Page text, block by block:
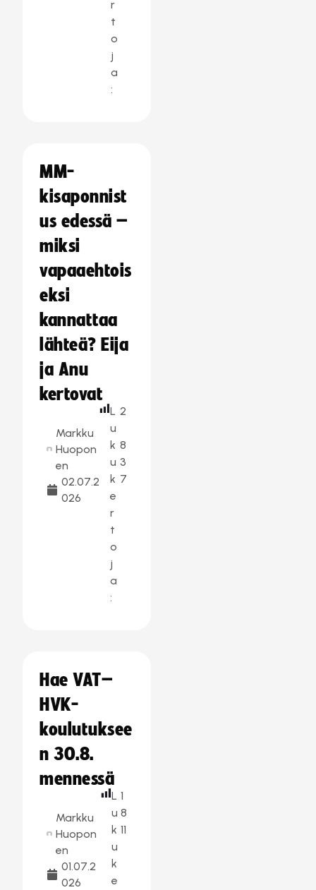
r
t
o
j
a
:
MM-
kisaponnist
us edessä –
miksi
vapaaehtois
eksi
kannattaa
lähteä? Eija
ja Anu
kertovat
Markku
Huopon
en
02.07.2
026
L
u
k
u
k
e
r
t
o
j
a
:
2
8
3
7
Hae VAT–
HVK-
koulutuksee
n 30.8.
mennessä
Markku
Huopon
en
01.07.2
026
L
u
k
u
k
e
1
8
11